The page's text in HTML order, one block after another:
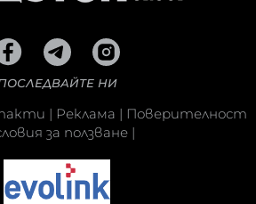
НИ
| Реклама | Поверителност
за ползване|